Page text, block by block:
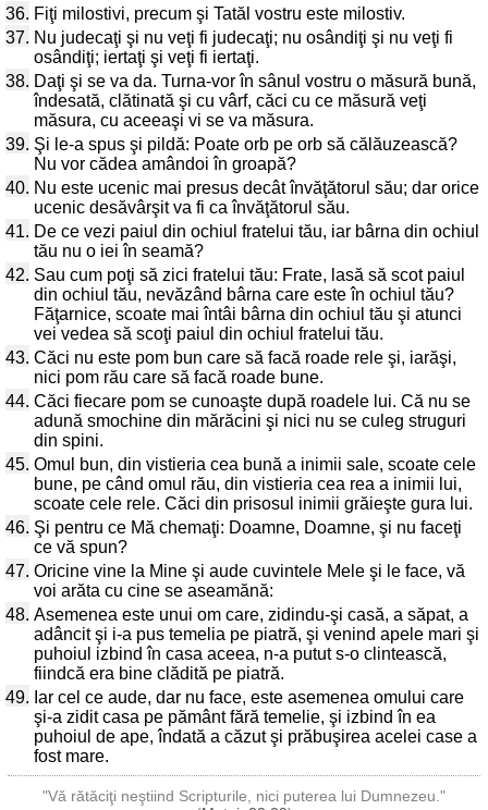
36. Fiţi milostivi, precum şi Tatăl vostru este milostiv.
37. Nu judecaţi şi nu veţi fi judecaţi; nu osândiţi şi nu veţi fi
osândiţi; iertaţi şi veţi fi iertaţi.
38. Daţi şi se va da. Turna-vor în sânul vostru o măsură bună,
îndesată, clătinată şi cu vârf, căci cu ce măsură veţi
măsura, cu aceeaşi vi se va măsura.
39. Şi le-a spus şi pildă: Poate orb pe orb să călăuzească?
Nu vor cădea amândoi în groapă?
40. Nu este ucenic mai presus decât învăţătorul său; dar orice
ucenic desăvârşit va fi ca învăţătorul său.
41. De ce vezi paiul din ochiul fratelui tău, iar bârna din ochiul
tău nu o iei în seamă?
42. Sau cum poţi să zici fratelui tău: Frate, lasă să scot paiul
din ochiul tău, nevăzând bârna care este în ochiul tău?
Făţarnice, scoate mai întâi bârna din ochiul tău şi atunci
vei vedea să scoţi paiul din ochiul fratelui tău.
43. Căci nu este pom bun care să facă roade rele şi, iarăşi,
nici pom rău care să facă roade bune.
44. Căci fiecare pom se cunoaşte după roadele lui. Că nu se
adună smochine din mărăcini şi nici nu se culeg struguri
din spini.
45. Omul bun, din vistieria cea bună a inimii sale, scoate cele
bune, pe când omul rău, din vistieria cea rea a inimii lui,
scoate cele rele. Căci din prisosul inimii grăieşte gura lui.
46. Şi pentru ce Mă chemaţi: Doamne, Doamne, şi nu faceţi
ce vă spun?
47. Oricine vine la Mine şi aude cuvintele Mele şi le face, vă
voi arăta cu cine se aseamănă:
48. Asemenea este unui om care, zidindu-şi casă, a săpat, a
adâncit şi i-a pus temelia pe piatră, şi venind apele mari şi
puhoiul izbind în casa aceea, n-a putut s-o clintească,
fiindcă era bine clădită pe piatră.
49. Iar cel ce aude, dar nu face, este asemenea omului care
şi-a zidit casa pe pământ fără temelie, şi izbind în ea
puhoiul de ape, îndată a căzut şi prăbuşirea acelei case a
fost mare.
"Vă rătăciţi neştiind Scripturile, nici puterea lui Dumnezeu."